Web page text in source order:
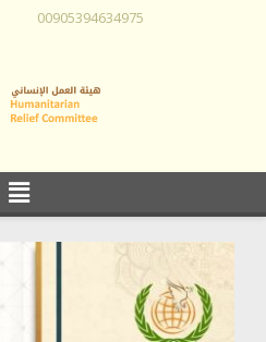
00905394634975